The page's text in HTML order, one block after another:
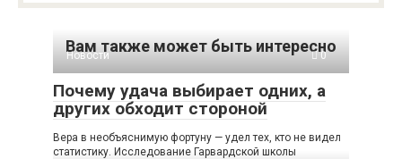
Вам также может быть интересно
Новости 0
Почему удача выбирает одних, а
других обходит стороной
Вера в необъяснимую фортуну — удел тех, кто не видел
статистику. Исследование Гарвардской школы